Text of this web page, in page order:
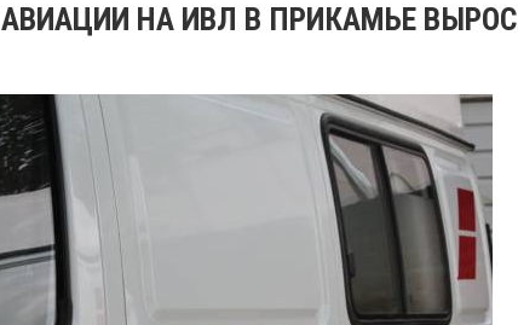
НА ИВЛ В ПРИКАМЬЕ